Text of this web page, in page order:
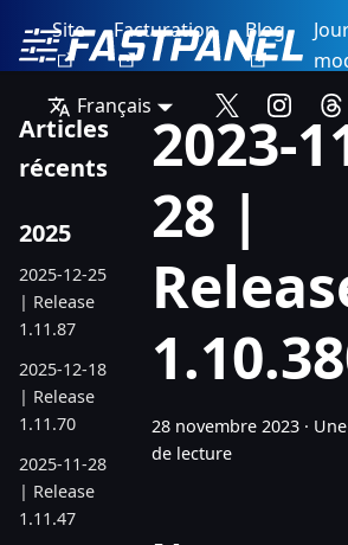
Site Facturation Blog
Français
Articles
récents
2025
2025-12-25
| Release
1.11.87
2025-12-18
| Release
1.11.70
2025-11-28
| Release
1.11.47
2023-
28 |
28 novembre 2023 ·
de lecture